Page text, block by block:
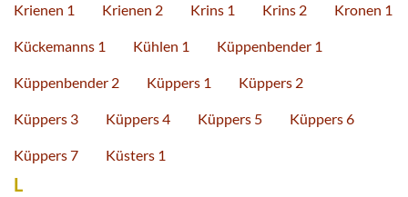
Krienen 1 Krienen 2 Krins 1 Krins 2 Kronen 1
Kückemanns 1 Kühlen 1 Küppenbender 1
Küppenbender 2 Küppers 1 Küppers 2
Küppers 3 Küppers 4 Küppers 5 Küppers 6
Küppers 7 Küsters 1
L